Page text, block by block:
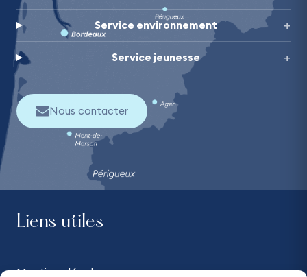
Service environnement
Service jeunesse
Nous contacter
Liens utiles
Mentions légales